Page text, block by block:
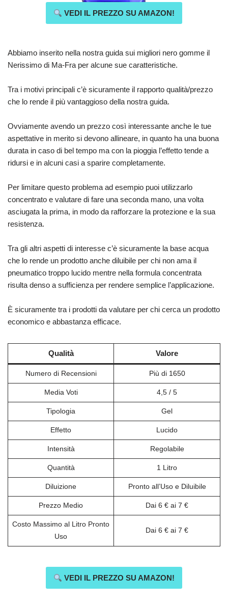
VEDI IL PREZZO SU AMAZON!
Abbiamo inserito nella nostra guida sui migliori nero gomme il
Nerissimo di Ma-Fra per alcune sue caratteristiche.
Tra i motivi principali c’è sicuramente il rapporto qualità/prezzo
che lo rende il più vantaggioso della nostra guida.
Ovviamente avendo un prezzo così interessante anche le tue
aspettative in merito si devono allineare, in quanto ha una buona
durata in caso di bel tempo ma con la pioggia l’effetto tende a
ridursi e in alcuni casi a sparire completamente.
Per limitare questo problema ad esempio puoi utilizzarlo
concentrato e valutare di fare una seconda mano, una volta
asciugata la prima, in modo da rafforzare la protezione e la sua
resistenza.
Tra gli altri aspetti di interesse c’è sicuramente la base acqua
che lo rende un prodotto anche diluibile per chi non ama il
pneumatico troppo lucido mentre nella formula concentrata
risulta denso a sufficienza per rendere semplice l’applicazione.
È sicuramente tra i prodotti da valutare per chi cerca un prodotto
economico e abbastanza efficace.
Qualità Valore
Numero di Recensioni Più di 1650
Media Voti 4,5 / 5
Tipologia Gel
Effetto Lucido
Intensità Regolabile
Quantità 1 Litro
Diluizione Pronto all’Uso e Diluibile
Prezzo Medio Dai 6 € ai 7 €
Costo Massimo al Litro Pronto
Uso
Dai 6 € ai 7 €
VEDI IL PREZZO SU AMAZON!